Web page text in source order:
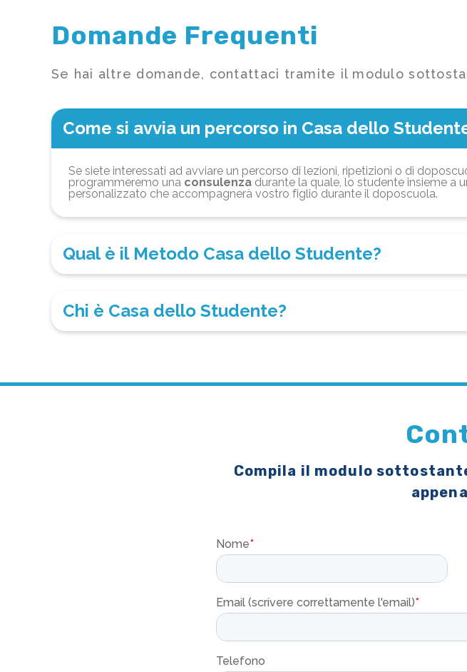
Domande Frequenti
Se hai altre domande, contattaci tramite il modulo
Come si avvia un percorso in Casa dello
Se siete interessati ad avviare un percorso di lezioni, ripetizioni o di
programmeremo una consulenza durante la quale, lo studente insieme a
personalizzato che accompagnerà vostro figlio durante il doposcuola.
Qual è il Metodo Casa dello Studente?
Chi è Casa dello Studente?
Compila il modulo